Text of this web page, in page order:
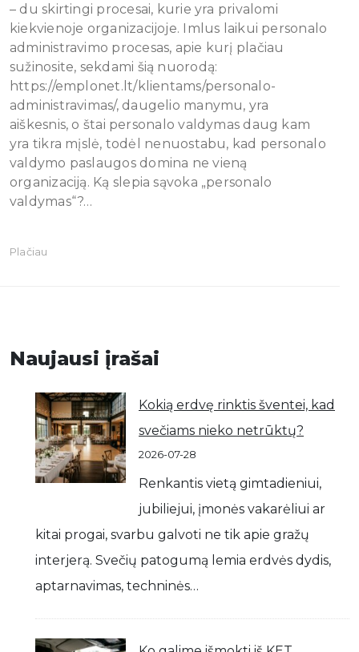
– du skirtingi procesai, kurie yra privalomi
kiekvienoje organizacijoje. Imlus laikui personalo
administravimo procesas, apie kurį plačiau
sužinosite, sekdami šią nuorodą:
https://emplonet.lt/klientams/personalo-
administravimas/, daugelio manymu, yra
aiškesnis, o štai personalo valdymas daug kam
yra tikra mįslė, todėl nenuostabu, kad personalo
valdymo paslaugos domina ne vieną
organizaciją. Ką slepia sąvoka „personalo
valdymas“?…
Plačiau
Naujausi įrašai
Kokią erdvę rinktis šventei, kad
svečiams nieko netrūktų?
2026-07-28
Renkantis vietą gimtadieniui,
jubiliejui, įmonės vakarėliui ar
kitai progai, svarbu galvoti ne tik apie gražų
interjerą. Svečių patogumą lemia erdvės dydis,
aptarnavimas, techninės…